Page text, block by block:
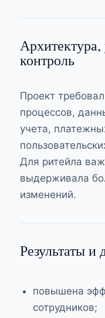
контроль
Проект
процессов,
учета,
Для ритейла
выдерживала
изменений.
Результаты и
повышена
сотрудников;